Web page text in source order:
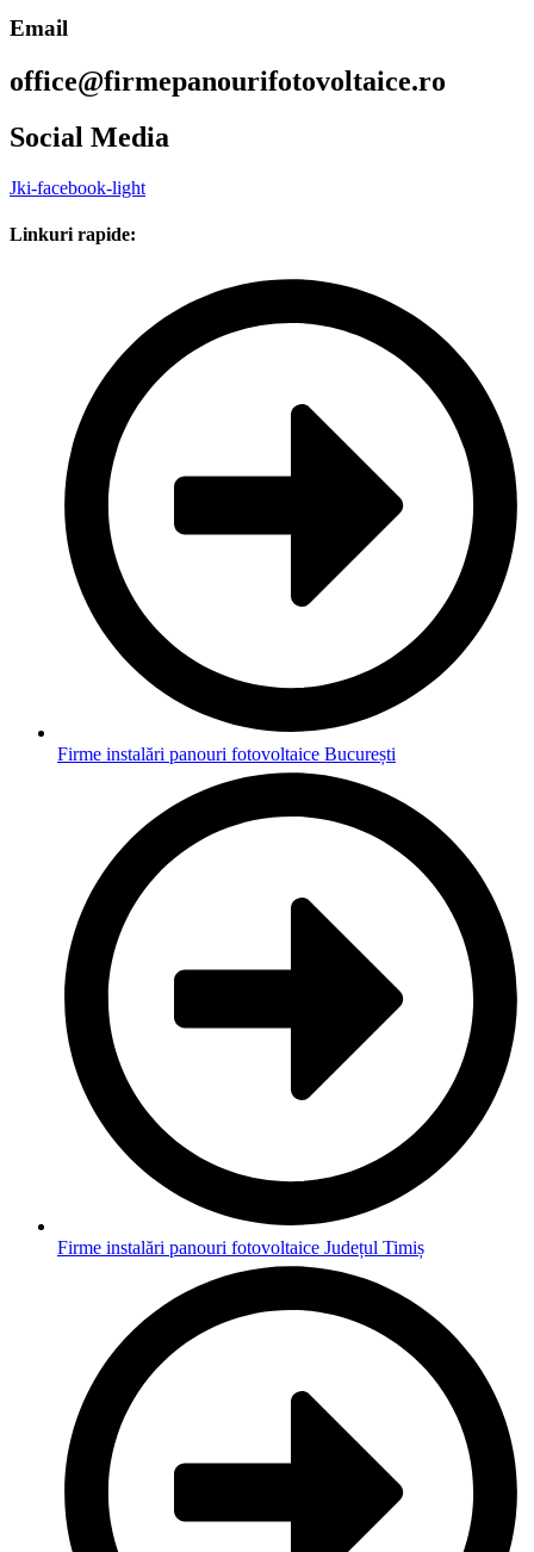
Email
office@firmepanourifotovoltaice.ro
Social Media
Jki-facebook-light
Linkuri rapide:
Firme instalări panouri fotovoltaice București
Firme instalări panouri fotovoltaice Județul Timiș